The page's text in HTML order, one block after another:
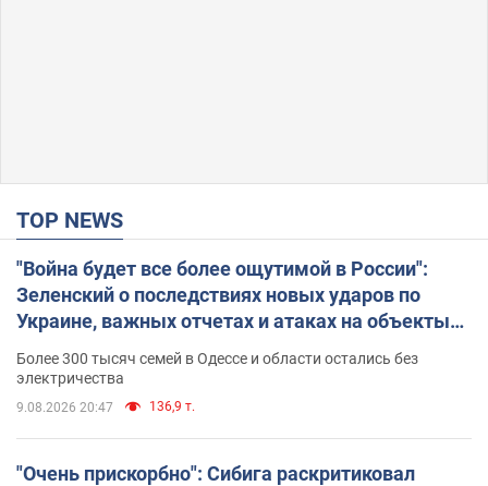
TOP NEWS
"Война будет все более ощутимой в России":
Зеленский о последствиях новых ударов по
Украине, важных отчетах и атаках на объекты
противника. Видео
Более 300 тысяч семей в Одессе и области остались без
электричества
9.08.2026 20:47 136,9 т.
"Очень прискорбно": Сибига раскритиковал